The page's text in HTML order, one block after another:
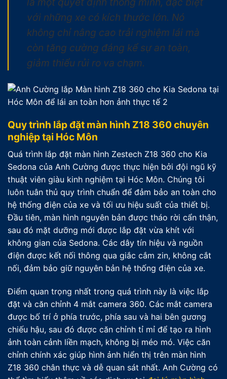
với những xe có kích thước lớn. Nó
không chỉ nâng cao trải nghiệm lái mà
còn tăng cường đáng kể sự an toàn,
giảm thiểu rủi ro va chạm.
Quy trình lắp đặt màn hình Z18 360 chuyên
nghiệp tại Hóc Môn
Quá trình lắp đặt màn hình Zestech Z18 360 cho Kia
Sedona của Anh Cường được thực hiện bởi đội ngũ kỹ
thuật viên giàu kinh nghiệm tại Hóc Môn. Chúng tôi
luôn tuân thủ quy trình chuẩn để đảm bảo an toàn cho
hệ thống điện của xe và tối ưu hiệu suất của thiết bị.
Đầu tiên, màn hình nguyên bản được tháo rời cẩn thận,
sau đó mặt dưỡng mới được lắp đặt vừa khít với
không gian của Sedona. Các dây tín hiệu và nguồn
điện được kết nối thông qua giắc cắm zin, không cắt
nối, đảm bảo giữ nguyên bản hệ thống điện của xe.
Điểm quan trọng nhất trong quá trình này là việc lắp
đặt và căn chỉnh 4 mắt camera 360. Các mắt camera
được bố trí ở phía trước, phía sau và hai bên gương
chiếu hậu, sau đó được căn chỉnh tỉ mỉ để tạo ra hình
ảnh toàn cảnh liền mạch, không bị méo mó. Việc căn
chỉnh chính xác giúp hình ảnh hiển thị trên màn hình
Z18 360 chân thực và dễ quan sát nhất. Anh Cường có